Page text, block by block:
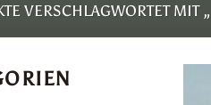
VERSCHLAGWORTET MIT